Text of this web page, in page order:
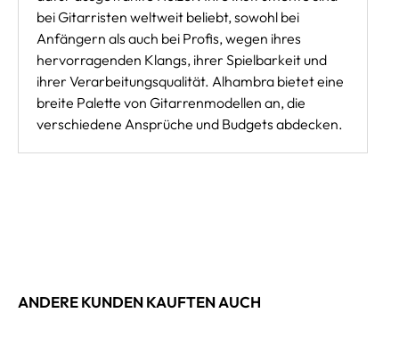
bei Gitarristen weltweit beliebt, sowohl bei
Anfängern als auch bei Profis, wegen ihres
hervorragenden Klangs, ihrer Spielbarkeit und
ihrer Verarbeitungsqualität. Alhambra bietet eine
breite Palette von Gitarrenmodellen an, die
verschiedene Ansprüche und Budgets abdecken.
ANDERE KUNDEN KAUFTEN AUCH